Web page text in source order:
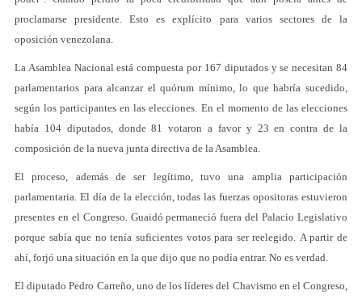
proclamarse presidente. Esto es explícito para varios sectores de la
oposición venezolana.
La Asamblea Nacional está compuesta por 167 diputados y se necesitan 84
parlamentarios para alcanzar el quórum mínimo, lo que habría sucedido,
según los participantes en las elecciones. En el momento de las elecciones
había 104 diputados, donde 81 votaron a favor y 23 en contra de la
composición de la nueva junta directiva de la Asamblea.
El proceso, además de ser legítimo, tuvo una amplia participación
parlamentaria. El día de la elección, todas las fuerzas opositoras estuvieron
presentes en el Congreso. Guaidó permaneció fuera del Palacio Legislativo
porque sabía que no tenía suficientes votos para ser reelegido. A partir de
ahí, forjó una situación en la que dijo que no podía entrar. No es verdad.
El diputado Pedro Carreño, uno de los líderes del Chavismo en el Congreso,